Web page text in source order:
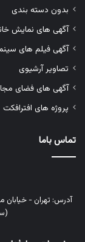
بدون دسته بندی
آگهی های نمایش
آگهی فیلم های
تصاویر آرشیوی
آگهی های فضای
پروژه های افترافکت
تماس باما